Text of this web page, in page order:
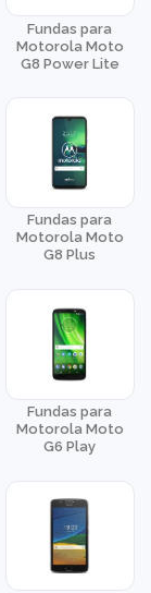
Fundas para
Motorola Moto
G8 Power Lite
Fundas para
Motorola Moto
G8 Plus
Fundas para
Motorola Moto
G6 Play